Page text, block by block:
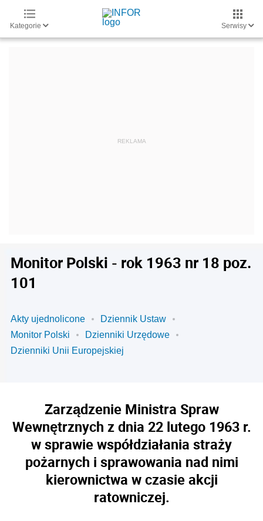
Kategorie Serwisy
Monitor Polski - rok 1963 nr 18 poz.
101
Akty ujednolicone
Dziennik Ustaw
Monitor Polski
Dzienniki Urzędowe
Dzienniki Unii Europejskiej
Zarządzenie Ministra Spraw
Wewnętrznych z dnia 22 lutego 1963 r.
w sprawie współdziałania straży
pożarnych i sprawowania nad nimi
kierownictwa w czasie akcji
ratowniczej.